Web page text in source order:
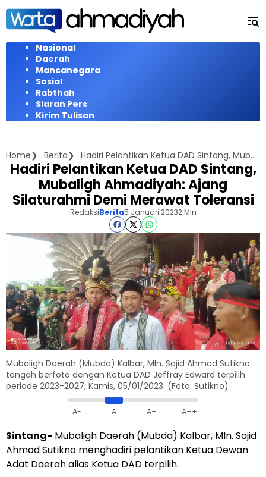
Langsung
konten
Nasional
Daerah
Mancanegara
Sosial
Rabthah
Siaran Pers
Kirim Tulisan
Home Berita Hadiri Pelantikan Ketua DAD Sintang, Mubaligh Ahmadiyah: Ajang Silaturahmi Demi Merawat Toleransi
Hadiri Pelantikan Ketua DAD Sintang,
Mubaligh Ahmadiyah: Ajang
Silaturahmi Demi Merawat Toleransi
RedaksiBerita5 Januari 20232 Min
Mubaligh Daerah (Mubda) Kalbar, Mln. Sajid Ahmad Sutikno
tengah berfoto dengan Ketua DAD Jeffray Edward terpilih
periode 2023-2027, Kamis, 05/01/2023. (Foto: Sutikno)
A- A A+ A++
Sintang- Mubaligh Daerah (Mubda) Kalbar, Mln. Sajid
Ahmad Sutikno menghadiri pelantikan Ketua Dewan
Adat Daerah alias Ketua DAD terpilih.